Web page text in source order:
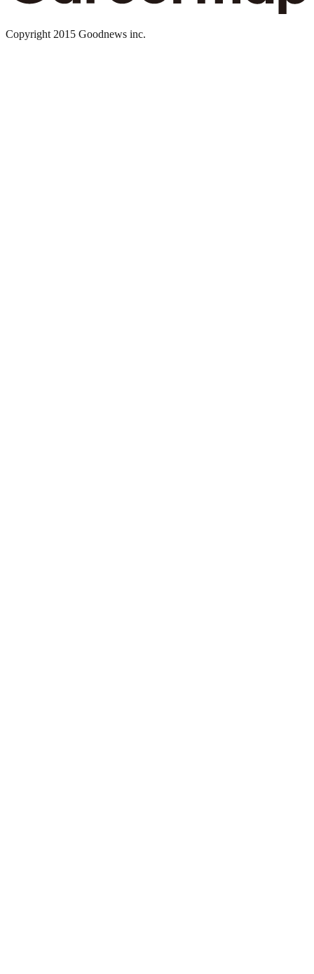
Copyright 2015 Goodnews inc.